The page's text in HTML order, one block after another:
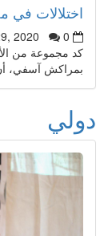
اختلالات في محاربة
29, 2020
0
كد مجموعة من
بمراكش آسفي، أن
دولي